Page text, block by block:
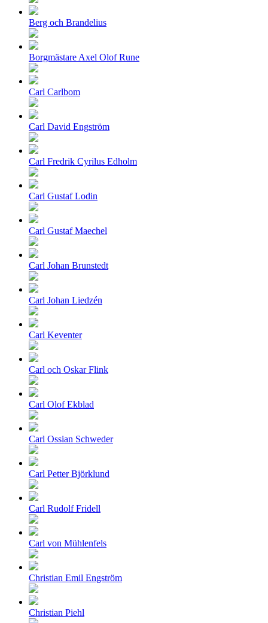
Berg och Brandelius
Borgmästare Axel Olof Rune
Carl Carlbom
Carl David Engström
Carl Fredrik Cyrilus Edholm
Carl Gustaf Lodin
Carl Gustaf Maechel
Carl Johan Brunstedt
Carl Johan Liedzén
Carl Keventer
Carl och Oskar Flink
Carl Olof Ekblad
Carl Ossian Schweder
Carl Petter Björklund
Carl Rudolf Fridell
Carl von Mühlenfels
Christian Emil Engström
Christian Piehl